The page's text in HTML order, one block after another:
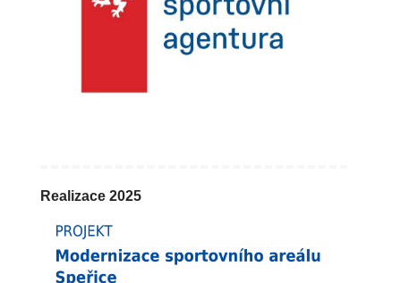
Realizace 2025